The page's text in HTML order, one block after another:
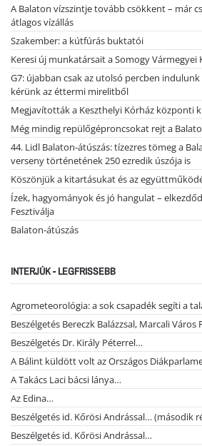
A Balaton vízszintje tovább csökkent – már
átlagos vízállás
Szakember: a kútfúrás buktatói
Keresi új munkatársait a Somogy
G7: újabban csak az utolsó percben
kérünk az éttermi mirelitből
Megjavították a Keszthelyi Kórház központi
Még mindig repülőgéproncsokat rejt a
44. Lidl Balaton-átúszás: tízezres tömeg a
verseny történetének 250 ezredik úszója is
Köszönjük a kitartásukat és az
Ízek, hagyományok és jó hangulat –
Fesztiválja
Balaton-átúszás
INTERJÚK - LEGFRISSEBB
Agrometeorológia: a sok csapadék segíti a
Beszélgetés Bereczk Balázzsal, Marcali
Beszélgetés Dr. Király Péterrel…
A Bálint küldött volt az Országos
A Takács Laci bácsi lánya…
Az Edina…
Beszélgetés id. Kőrösi Andrással… (második
Beszélgetés id. Kőrösi Andrással…